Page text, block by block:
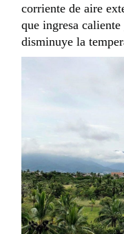
corriente de aire
que ingresa
disminuye la